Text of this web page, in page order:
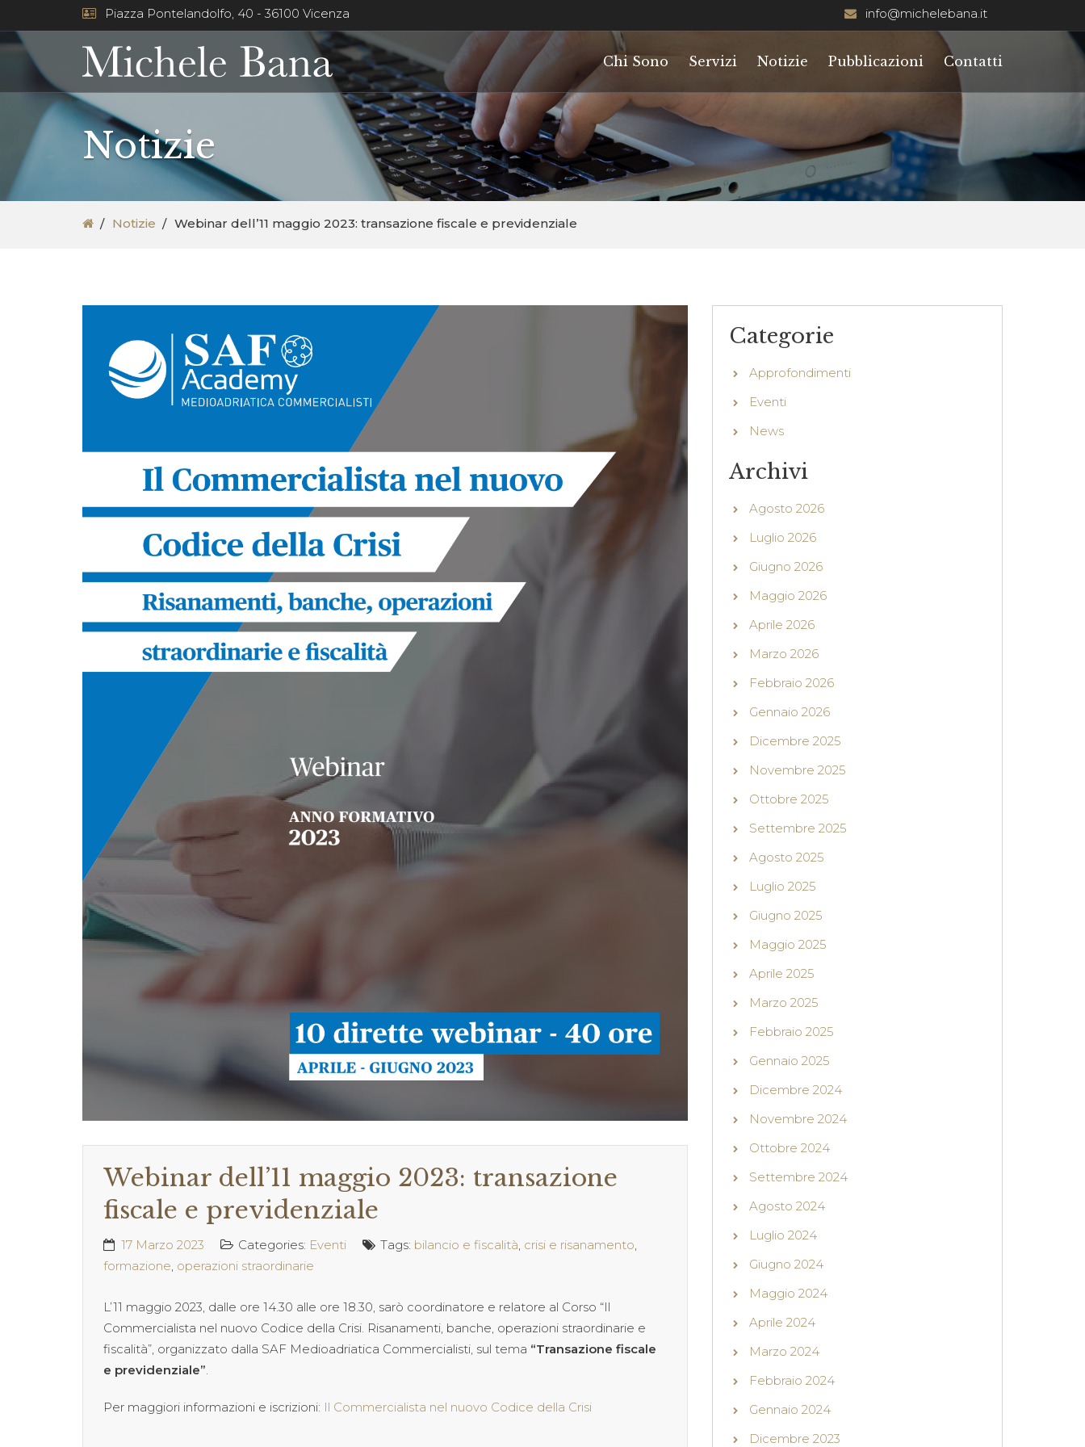
Piazza Pontelandolfo, 40 - 36100 Vicenza info@michelebana.it
Chi Sono Servizi Notizie Pubblicazioni Contatti
Notizie
Notizie Webinar dell’11 maggio 2023: transazione fiscale e previdenziale
Webinar dell’11 maggio 2023: transazione
fiscale e previdenziale
17 Marzo 2023 Categories: Eventi Tags: bilancio e fiscalità, crisi e risanamento,
formazione, operazioni straordinarie
L’11 maggio 2023, dalle ore 14.30 alle ore 18.30, sarò coordinatore e relatore al Corso “Il
Commercialista nel nuovo Codice della Crisi. Risanamenti, banche, operazioni straordinarie e
fiscalità”, organizzato dalla SAF Medioadriatica Commercialisti, sul tema “Transazione fiscale
e previdenziale”.
Per maggiori informazioni e iscrizioni: Il Commercialista nel nuovo Codice della Crisi
Categorie
Approfondimenti
Eventi
News
Archivi
Agosto 2026
Luglio 2026
Giugno 2026
Maggio 2026
Aprile 2026
Marzo 2026
Febbraio 2026
Gennaio 2026
Dicembre 2025
Novembre 2025
Ottobre 2025
Settembre 2025
Agosto 2025
Luglio 2025
Giugno 2025
Maggio 2025
Aprile 2025
Marzo 2025
Febbraio 2025
Gennaio 2025
Dicembre 2024
Novembre 2024
Ottobre 2024
Settembre 2024
Agosto 2024
Luglio 2024
Giugno 2024
Maggio 2024
Aprile 2024
Marzo 2024
Febbraio 2024
Gennaio 2024
Dicembre 2023